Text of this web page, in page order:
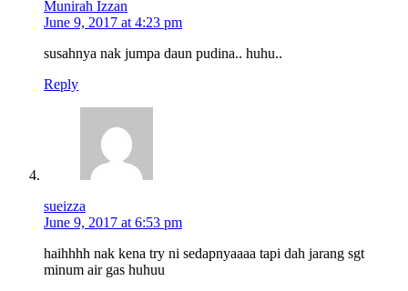
Munirah Izzan
June 9, 2017 at 4:23 pm
susahnya nak jumpa daun pudina.. huhu..
Reply
sueizza
June 9, 2017 at 6:53 pm
haihhhh nak kena try ni sedapnyaaaa tapi dah jarang sgt
minum air gas huhuu